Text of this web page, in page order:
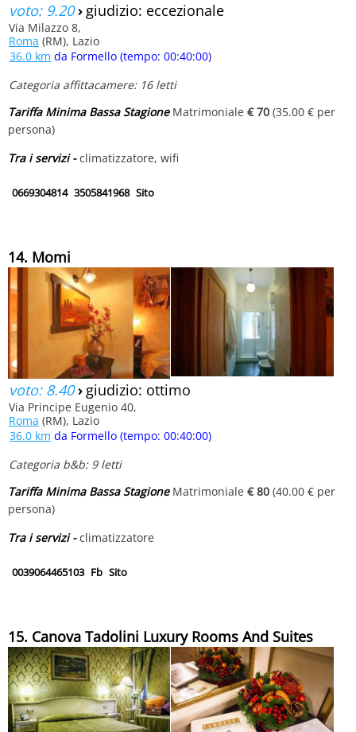
voto: 9.20› giudizio: eccezionale
Via Milazzo 8,
Roma (RM), Lazio
36.0 km da Formello (tempo: 00:40:00)
Categoria affittacamere: 16 letti
Tariffa Minima Bassa StagioneMatrimoniale € 70 (35.00 € per
persona)
Tra i servizi -climatizzatore, wifi
0669304814 3505841968 Sito
14. Momi
voto: 8.40› giudizio: ottimo
Via Principe Eugenio 40,
Roma (RM), Lazio
36.0 km da Formello (tempo: 00:40:00)
Categoria b&b: 9 letti
Tariffa Minima Bassa StagioneMatrimoniale € 80 (40.00 € per
persona)
Tra i servizi -climatizzatore
0039064465103 Fb Sito
15. Canova Tadolini Luxury Rooms And Suites